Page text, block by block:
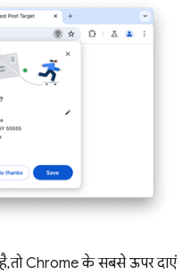
तो Chrome के सबसे ऊपर दाएं